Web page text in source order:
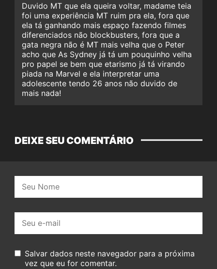
Duvido MT que ela queira voltar, madame teia
foi uma experiência MT ruim pra ela, fora que
ela tá ganhando mais espaço fazendo filmes
diferenciados não blockbusters, fora que a
gata negra não é MT mais velha que o Peter
acho que As Sydney já tá um pouquinho velha
pro papel se bem que etarismo já tá virando
piada na Marvel e ela interpretar uma
adolescente tendo 26 anos não duvido de
mais nada!
DEIXE SEU COMENTÁRIO
mail:
Salvar dados neste navegador para a próxima
vez que eu for comentar.